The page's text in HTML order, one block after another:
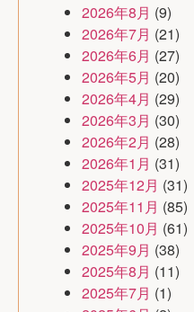
2026年8月 (9)
2026年7月 (21)
2026年6月 (27)
2026年5月 (20)
2026年4月 (29)
2026年3月 (30)
2026年2月 (28)
2026年1月 (31)
2025年12月 (31)
2025年11月 (85)
2025年10月 (61)
2025年9月 (38)
2025年8月 (11)
2025年7月 (1)